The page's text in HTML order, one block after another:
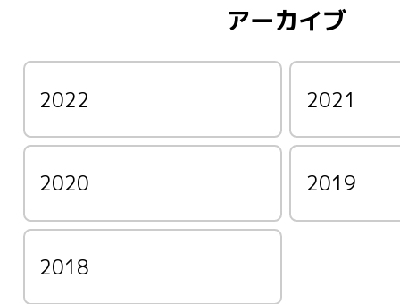
アーカイブ
2022 2021
2020 2019
2018